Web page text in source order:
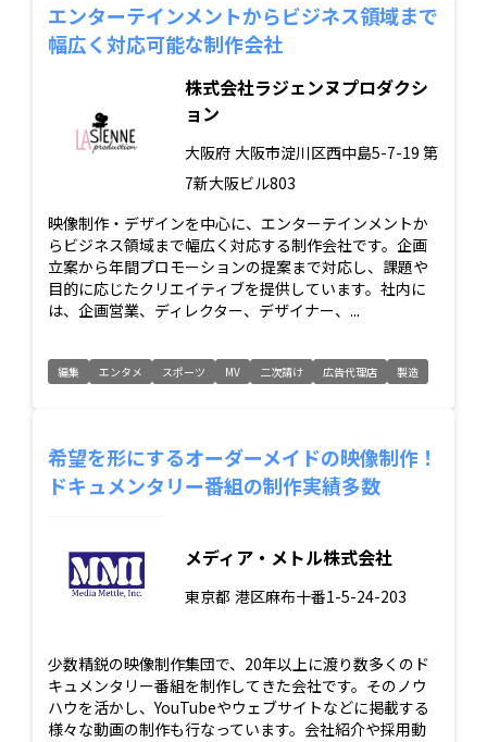
エンターテインメントからビジネス領域まで
幅広く対応可能な制作会社
株式会社ラジェンヌプロダクシ
ョン
大阪府 大阪市淀川区西中島5-7-19 第
7新大阪ビル803
映像制作・デザインを中心に、エンターテインメントか
らビジネス領域まで幅広く対応する制作会社です。企画
立案から年間プロモーションの提案まで対応し、課題や
目的に応じたクリエイティブを提供しています。社内に
は、企画営業、ディレクター、デザイナー、...
編集 エンタメ スポーツ MV 二次請け 広告代理店 製造
希望を形にするオーダーメイドの映像制作！
ドキュメンタリー番組の制作実績多数
メディア・メトル株式会社
東京都 港区麻布十番1-5-24-203
少数精鋭の映像制作集団で、20年以上に渡り数多くのド
キュメンタリー番組を制作してきた会社です。そのノウ
ハウを活かし、YouTubeやウェブサイトなどに掲載する
様々な動画の制作も行なっています。会社紹介や採用動